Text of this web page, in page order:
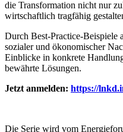
die Transformation nicht nur
wirtschaftlich tragfähig
Durch Best-Practice-Beispiele
sozialer und ökonomischer
Einblicke in konkrete
bewährte Lösungen.
Jetzt anmelden: https://
Die Serie wird vom